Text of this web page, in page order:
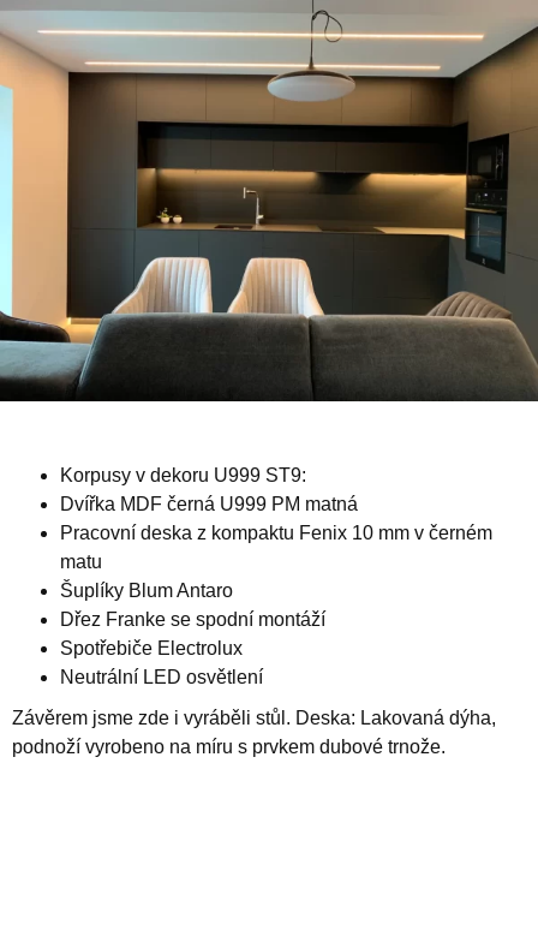
Korpusy v dekoru U999 ST9:
Dvířka MDF černá U999 PM matná
Pracovní deska z kompaktu Fenix 10 mm v černém
matu
Šuplíky Blum Antaro
Dřez Franke se spodní montáží
Spotřebiče Electrolux
Neutrální LED osvětlení
Závěrem jsme zde i vyráběli stůl. Deska: Lakovaná dýha,
podnoží vyrobeno na míru s prvkem dubové trnože.